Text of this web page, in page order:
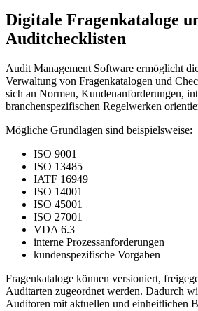
Digitale Fragenkataloge
Auditchecklisten
Audit Management Software ermöglicht
Verwaltung von Fragenkatalogen und
sich an Normen, Kundenanforderungen,
branchenspezifischen Regelwerken
Mögliche Grundlagen sind beispielsweise:
ISO 9001
ISO 13485
IATF 16949
ISO 14001
ISO 45001
ISO 27001
VDA 6.3
interne Prozessanforderungen
kundenspezifische Vorgaben
Fragenkataloge können versioniert,
Auditarten zugeordnet werden. Dadurch
Auditoren mit aktuellen und einheitlichen